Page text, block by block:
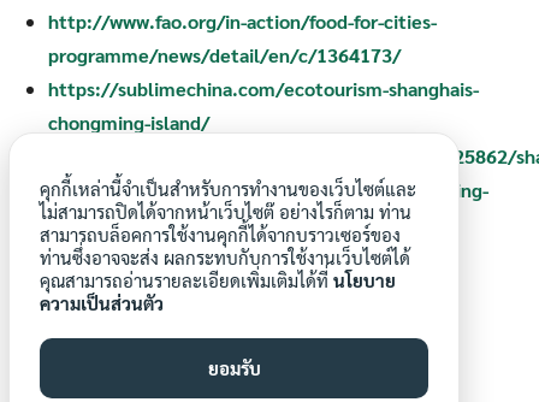
http://www.fao.org/in-action/food-for-cities-
programme/news/detail/en/c/1364173/
https://sublimechina.com/ecotourism-shanghais-
chongming-island/
https://www.scmp.com/news/china/article/1125862/
mulls-growth-plan-last-virgin-territory-chongming-
island
คุกกี้เหล่านี้จำเป็นสำหรับการทำงานของเว็บไซต์และ
ไม่สามารถปิดได้จากหน้าเว็บไซต๊ อย่างไรก็ตาม ท่าน
สามารถบล็อคการใช้งานคุกกี้ได้จากบราวเซอร์ของ
ท่านซึ่งอาจจะส่ง ผลกระทบกับการใช้งานเว็บไซต์ได้
คุณสามารถอ่านรายละเอียดเพิ่มเติมได้ที่ นโยบาย
ความเป็นส่วนตัว
ยอมรับ